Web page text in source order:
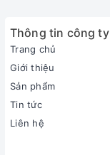
S06TF (12 bộ)
Thông tin công ty
Trang chủ
Giới thiệu
Sản phẩm
Tin tức
Liên hệ